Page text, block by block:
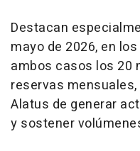
Destacan
mayo de 2026, en
ambos casos los 20
reservas
Alatus de generar
y sostener